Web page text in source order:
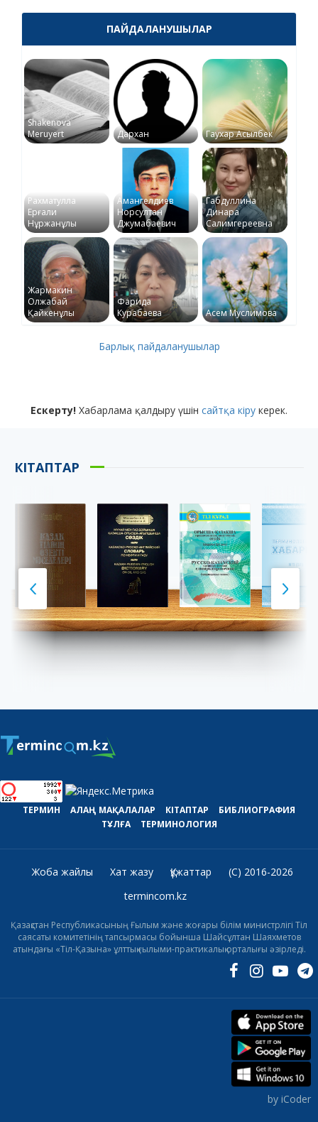
ПАЙДАЛАНУШЫЛАР
Shakenova
Meruyert
Дархан Гаухар Асылбек
Рахматулла
Ерғали
Нұржанұлы
Амангелдиев
Норсултан
Джумабаевич
Габдуллина
Динара
Салимгереевна
Жармакин
Олжабай
Қайкенұлы
Фарида
Курабаева
Асем Муслимова
Барлық пайдаланушылар
Ескерту! Хабарлама қалдыру үшін сайтқа кіру керек.
КІТАПТАР
ТЕРМИН АЛАҢ МАҚАЛАЛАР КІТАПТАР
БИБЛИОГРАФИЯ
ТҰЛҒА
ТЕРМИНОЛОГИЯ
Жоба жайлы Хат жазу Құжаттар
(C) 2016-2026
termincom.kz
Қазақстан Республикасының Ғылым және жоғары білім министрлігі Тіл
саясаты комитетінің тапсырмасы бойынша Шайсұлтан Шаяхметов
атындағы «Тіл-Қазына» ұлттық ғылыми-практикалық орталығы әзірледі.
by iCoder